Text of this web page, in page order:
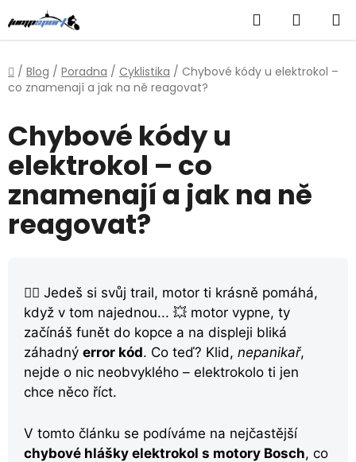
na
obsah
Hledat
KOŠÍK
Domů
/ Blog / Poradna / Cyklistika / Chybové kódy u elektrokol –
co znamenají a jak na ně reagovat?
Chybové kódy u
elektrokol – co
znamenají a jak na ně
reagovat?
🚴‍♀️ Jedeš si svůj trail, motor ti krásně pomáhá,
když v tom najednou... 💥 motor vypne, ty
začínáš funět do kopce a na displeji bliká
záhadný error kód. Co teď? Klid, nepanikař,
nejde o nic neobvyklého – elektrokolo ti jen
chce něco říct.
V tomto článku se podíváme na nejčastější
chybové hlášky elektrokol s motory Bosch, co